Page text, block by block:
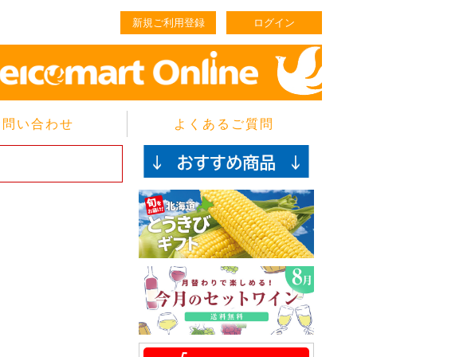
新規ご利用登録 ログイン
問い合わせ よくあるご質問